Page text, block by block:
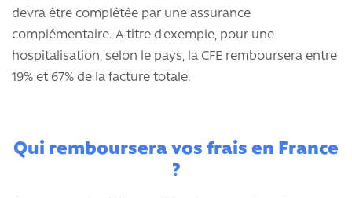
devra être complétée par une assurance
complémentaire. A titre d’exemple, pour une
hospitalisation, selon le pays, la CFE remboursera entre
19% et 67% de la facture totale.
Qui remboursera vos frais en France
?